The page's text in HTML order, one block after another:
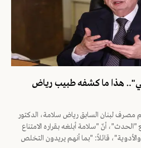
هذا ما كشفه طبيب رياض
مصرف لبنان السابق رياض سلامة، الدكتور
أنّ "سلامة أبلغه بقراره الامتناع
قائلاً: "بما أنهم يريدون التخلص